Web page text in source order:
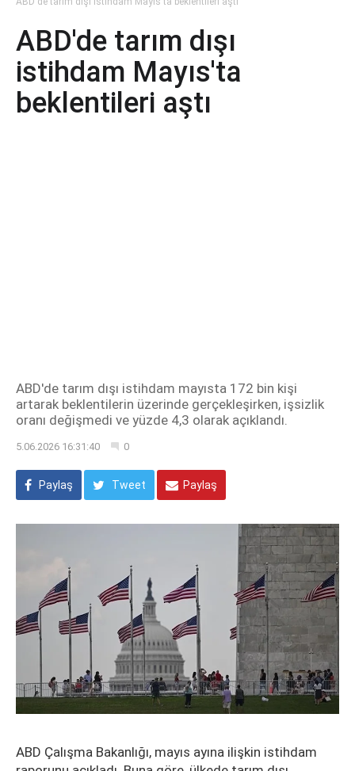
ABD'de tarım dışı
istihdam Mayıs'ta
beklentileri aştı
ABD'de tarım dışı istihdam mayısta 172 bin kişi
artarak beklentilerin üzerinde gerçekleşirken, işsizlik
oranı değişmedi ve yüzde 4,3 olarak açıklandı.
5.06.2026 16:31:40 0
Paylaş Tweet Paylaş
ABD Çalışma Bakanlığı, mayıs ayına ilişkin istihdam